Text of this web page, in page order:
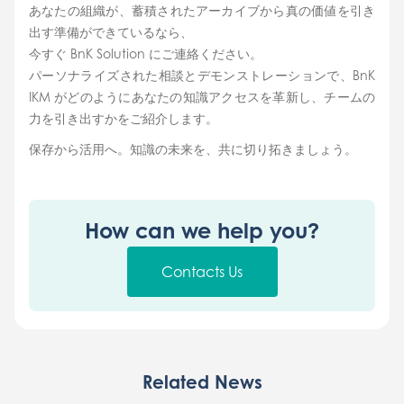
あなたの組織が、蓄積されたアーカイブから真の価値を引き
出す準備ができているなら、
今すぐ BnK Solution にご連絡ください。
パーソナライズされた相談とデモンストレーションで、BnK
IKM がどのようにあなたの知識アクセスを革新し、チームの
力を引き出すかをご紹介します。
保存から活用へ。知識の未来を、共に切り拓きましょう。
How can we help you?
Contacts Us
Related News